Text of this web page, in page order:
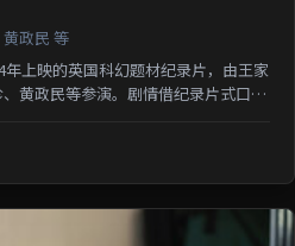
政民 等
年上映的英国科幻题材纪录片，由王家
黄政民等参演。剧情借纪录片式口吻